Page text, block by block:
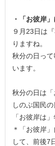
・「お彼岸
９月23日は
りますね。
秋分の日っ
います。
秋分の日は
しのぶ国民の
「お彼岸は
＊「お彼岸
して、前後7